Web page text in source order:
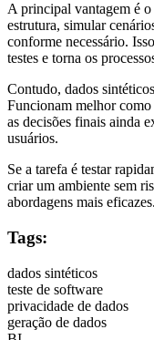
A principal vantagem é o
estrutura, simular
conforme necessário.
testes e torna os
Contudo, dados
Funcionam melhor como
as decisões finais ainda
usuários.
Se a tarefa é testar
criar um ambiente sem
abordagens mais eficazes.
Tags:
dados sintéticos
teste de software
privacidade de dados
geração de dados